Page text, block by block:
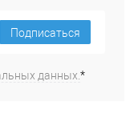
Подписаться
данных.*